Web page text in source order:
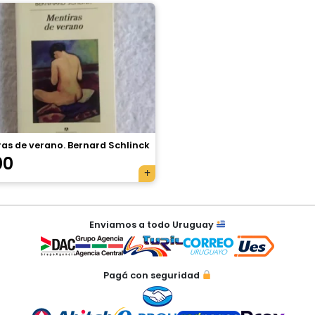
de verano. Bernard Schlinck
Enviamos a todo Uruguay
Pagá con seguridad